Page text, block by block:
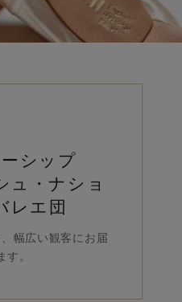
シップ
ュ・ナショ
レエ団
幅広い観客にお届
す。